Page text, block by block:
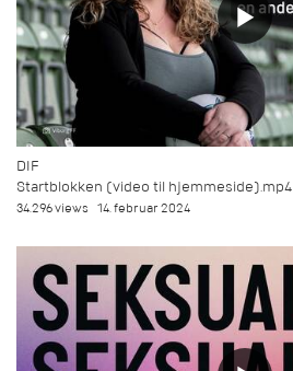
DIF
Startblokken (video til hjemmeside).mp4
34.296 views 14. februar 2024